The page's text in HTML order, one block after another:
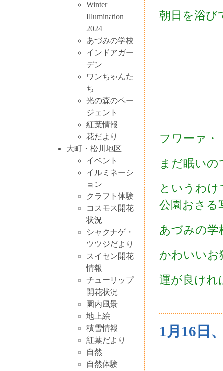
Winter
Illumination
2024
あづみの学校
インドアガー
デン
ワンちゃんた
ち
光の森のペー
ジェント
紅葉情報
花だより
大町・松川地区
イベント
イルミネーシ
ョン
クラフト体験
コスモス開花
状況
シャクナゲ・
ツツジだより
スイセン開花
情報
チューリップ
開花状況
園内風景
地上絵
積雪情報
紅葉だより
自然
自然体験
朝日を浴び
フワーァ・
まだ眠いの
というわ
公園おさる
あづみの学
かわいいお
運が良けれ
1月16日